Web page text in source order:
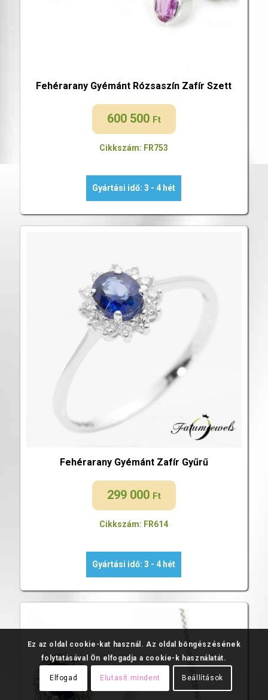
Fehérarany Gyémánt Rózsaszín Zafír Szett
600 500 Ft
Cikkszám: FR753
Gyártási idő: 3 - 4 hét
Fehérarany Gyémánt Zafír Gyűrű
299 000 Ft
Cikkszám: FR614
Gyártási idő: 3 - 4 hét
Ez az oldal cookie-kat használ. Az oldal böngészésének
folytatásával Ön elfogadja a cookie-k használatát.
Elfogad Elutasít mindent Beállítások